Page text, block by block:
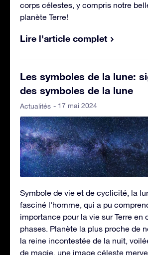
corps célestes, y compris notre
planète Terre!
Lire l'article complet
Les symboles de la lune:
des symboles de la lune
Actualités - 17 mai 2024
Symbole de vie et de cyclicité, la
fasciné l'homme, qui a pu
importance pour la vie sur Terre en
phases. Planète la plus proche de
la reine incontestée de la nuit,
de magie, une image céleste